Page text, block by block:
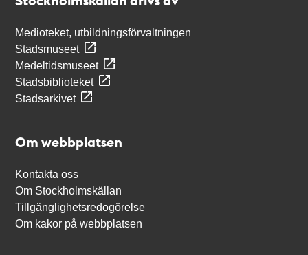
Medioteket, utbildningsförvaltningen
Stadsmuseet
Medeltidsmuseet
Stadsbiblioteket
Stadsarkivet
Om webbplatsen
Kontakta oss
Om Stockholmskällan
Tillgänglighetsredogörelse
Om kakor på webbplatsen